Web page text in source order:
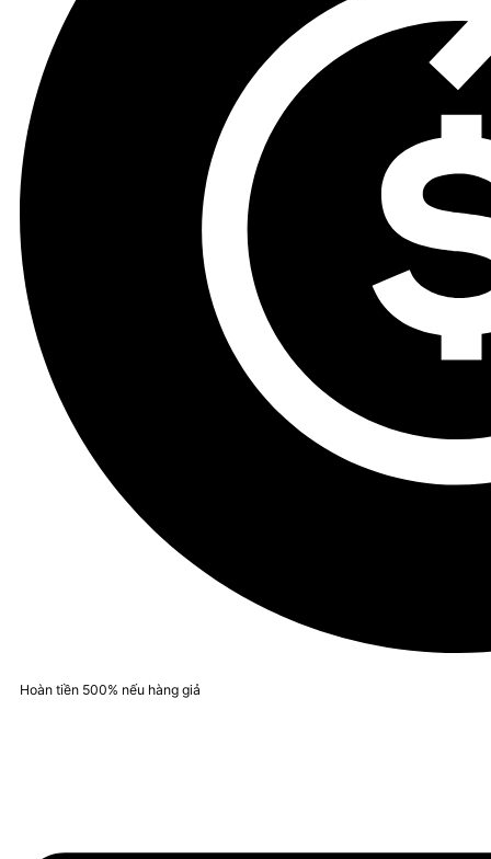
Hoàn tiền 500% nếu hàng giả